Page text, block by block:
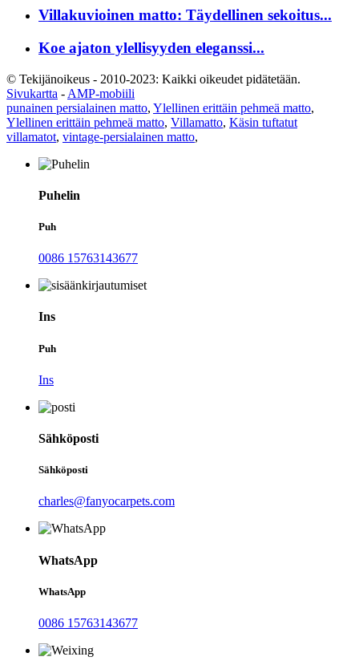
Villakuvioinen matto: Täydellinen sekoitus...
Koe ajaton ylellisyyden eleganssi...
© Tekijänoikeus - 2010-2023: Kaikki oikeudet pidätetään.
Sivukartta - AMP-mobiili
punainen persialainen matto, Ylellinen erittäin pehmeä matto,
Ylellinen erittäin pehmeä matto, Villamatto, Käsin tuftatut
villamatot, vintage-persialainen matto,
Puhelin
Puh
0086 15763143677
Ins
Puh
Ins
Sähköposti
Sähköposti
charles@fanyocarpets.com
WhatsApp
WhatsApp
0086 15763143677